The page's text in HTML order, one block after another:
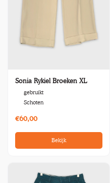
Sonia Rykiel Broeken XL
gebruikt
Schoten
€60,00
Bekijk